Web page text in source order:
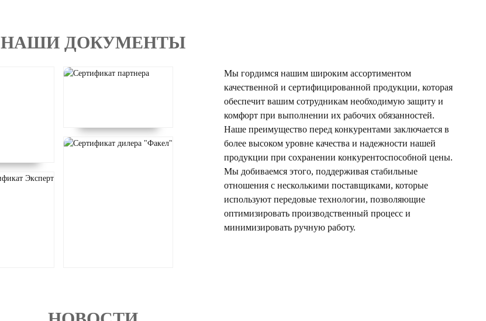
НАШИ ДОКУМЕНТЫ
Мы гордимся нашим широким ассортиментом
качественной и сертифицированной продукции, которая
обеспечит вашим сотрудникам необходимую защиту и
комфорт при выполнении их рабочих обязанностей.
Наше преимущество перед конкурентами заключается в
более высоком уровне качества и надежности нашей
продукции при сохранении конкурентоспособной цены.
Мы добиваемся этого, поддерживая стабильные
отношения с несколькими поставщиками, которые
используют передовые технологии, позволяющие
оптимизировать производственный процесс и
минимизировать ручную работу.